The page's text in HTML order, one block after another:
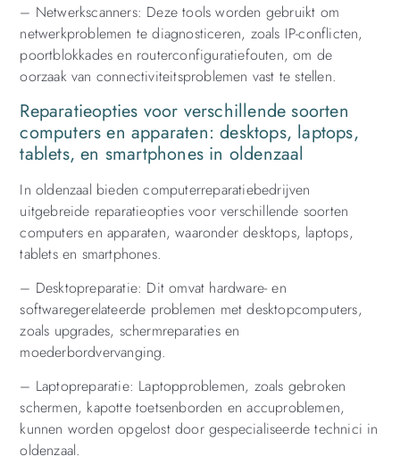
– Netwerkscanners: Deze tools worden gebruikt om
netwerkproblemen te diagnosticeren, zoals IP-conflicten,
poortblokkades en routerconfiguratiefouten, om de
oorzaak van connectiviteitsproblemen vast te stellen.
Reparatieopties voor verschillende soorten
computers en apparaten: desktops, laptops,
tablets, en smartphones in oldenzaal
In oldenzaal bieden computerreparatiebedrijven
uitgebreide reparatieopties voor verschillende soorten
computers en apparaten, waaronder desktops, laptops,
tablets en smartphones.
– Desktopreparatie: Dit omvat hardware- en
softwaregerelateerde problemen met desktopcomputers,
zoals upgrades, schermreparaties en
moederbordvervanging.
– Laptopreparatie: Laptopproblemen, zoals gebroken
schermen, kapotte toetsenborden en accuproblemen,
kunnen worden opgelost door gespecialiseerde technici in
oldenzaal.